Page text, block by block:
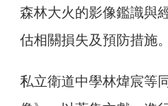
森林大火的影像鑑識與
估相關損失及預防措施。
私立衛道中學林煒宸等